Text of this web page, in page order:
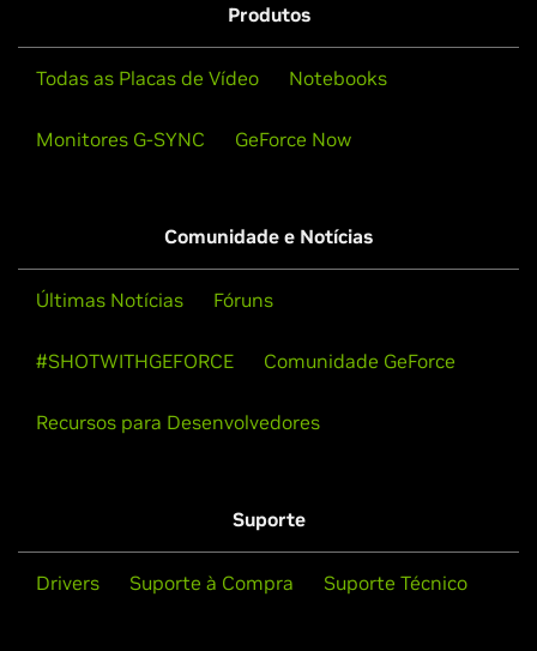
Produtos
Todas as Placas de Vídeo Notebooks
Monitores G-SYNC GeForce Now
Comunidade e Notícias
Últimas Notícias Fóruns
#SHOTWITHGEFORCE Comunidade GeForce
Recursos para Desenvolvedores
Suporte
Drivers Suporte à Compra Suporte Técnico